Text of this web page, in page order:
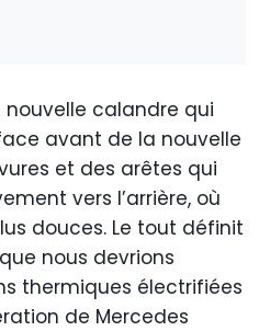
calandre qui
avant de la nouvelle
et des arêtes qui
vers l’arrière, où
douces. Le tout définit
nous devrions
thermiques électrifiées
de Mercedes